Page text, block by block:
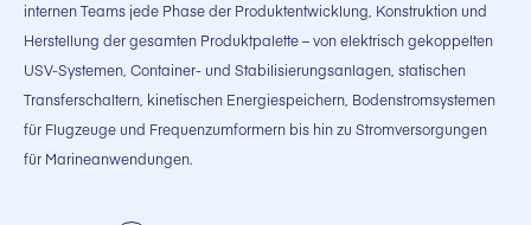
internen Teams jede Phase der Produktentwicklung, Konstruktion und
Herstellung der gesamten Produktpalette – von elektrisch gekoppelten
USV-Systemen, Container- und Stabilisierungsanlagen, statischen
Transferschaltern, kinetischen Energiespeichern, Bodenstromsystemen
für Flugzeuge und Frequenzumformern bis hin zu Stromversorgungen
für Marineanwendungen.